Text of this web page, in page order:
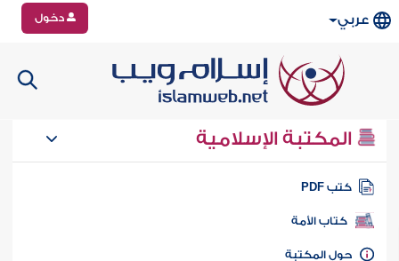
عربي دخول
المكتبة الإسلامية
كتب PDF
كتاب الأمة